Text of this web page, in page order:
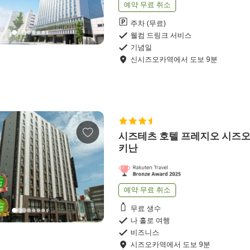
예약 무료 취소
주차 (무료)
웰컴 드링크 서비스
기념일
신시즈오카역에서 도보 9분
시즈테츠 호텔 프레지오 시즈오
키난
예약 무료 취소
무료 생수
나 홀로 여행
비즈니스
시즈오카역에서 도보 9분